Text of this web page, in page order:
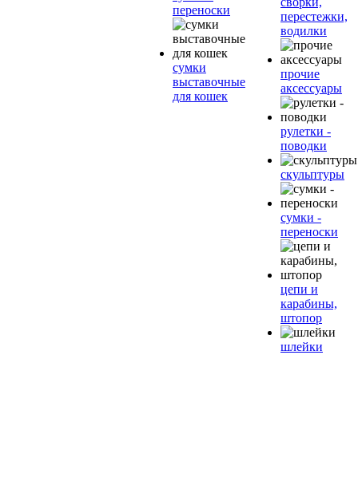
переноски
сумки
выставочные
для кошек
перестежки,
водилки
прочие
аксессуары
рулетки -
поводки
скульптуры
сумки -
переноски
цепи и
карабины,
штопор
шлейки